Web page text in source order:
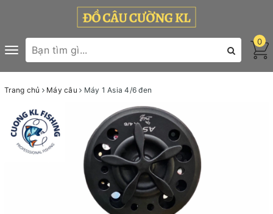
Toggle
navigation
0
Trang chủ Máy câu Máy 1 Asia 4/6 đen